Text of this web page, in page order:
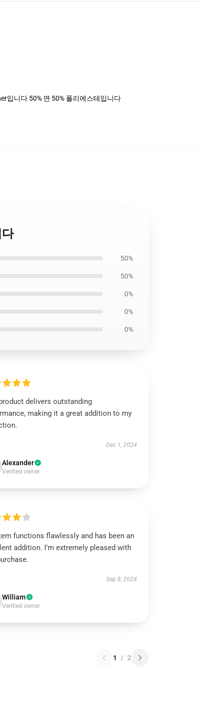
입니다 50% 면 50% 폴리에스테입니다
50%
50%
0%
0%
0%
delivers outstanding
making it a great addition to my
Dec 1, 2024
Alexander
Verified owner
functions flawlessly and has been an
addition. I’m extremely pleased with
Sep 8, 2024
William
Verified owner
1 / 2